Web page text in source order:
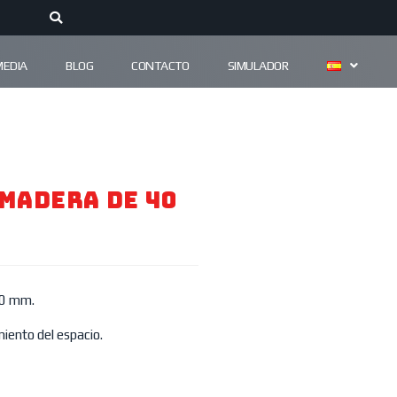
BLOG CONTACTO SIMULADOR
De 40
mm.
del espacio.